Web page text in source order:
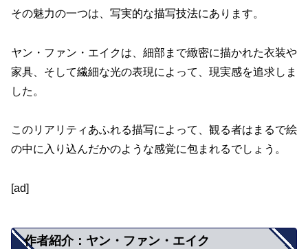
その魅力の一つは、写実的な描写技法にあります。
ヤン・ファン・エイクは、細部まで緻密に描かれた衣装や
家具、そして繊細な光の表現によって、現実感を追求しま
した。
このリアリティあふれる描写によって、観る者はまるで絵
の中に入り込んだかのような感覚に包まれるでしょう。
[ad]
作者紹介：ヤン・ファン・エイク